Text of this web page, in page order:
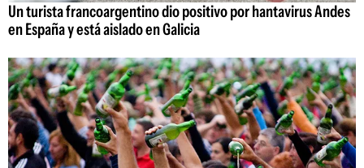
Un turista francoargentino dio positivo por hantavirus Andes
en España y está aislado en Galicia